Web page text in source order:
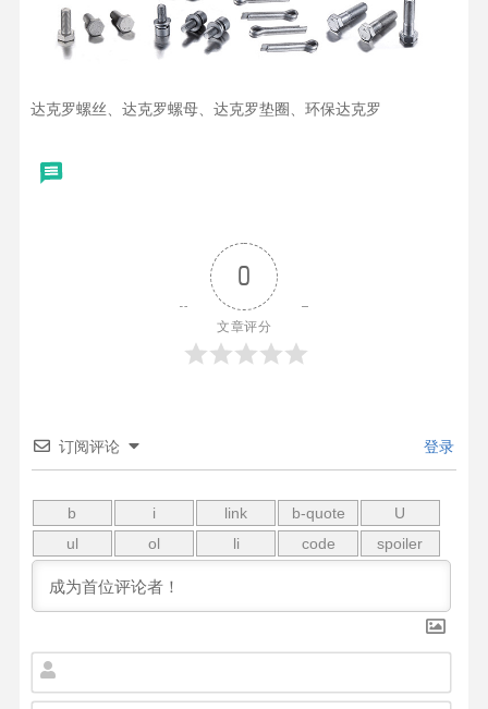
达克罗螺丝、达克罗螺母、达克罗垫圈、环保达克罗
0
文章评分
订阅评论 登录
*